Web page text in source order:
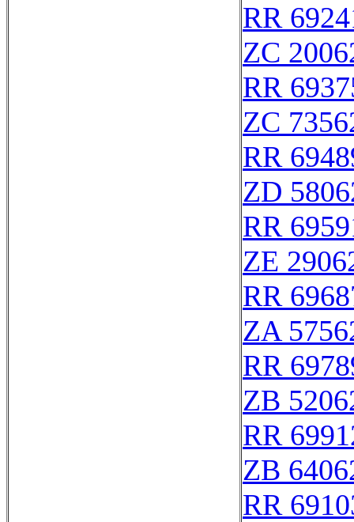
RR
ZC
RR
ZC
RR
ZD
RR
ZE
RR
ZA
RR
ZB
RR
ZB
RR